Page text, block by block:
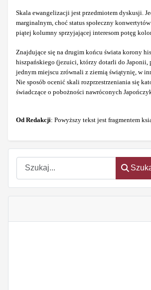
Szukaj
Skala ewangelizacji jest przedmiotem dyskusji.
marginalnym, choć status społeczny
piątej kolumny sprzyjającej interesom potęg
Znajdujące się na drugim końcu świata korony
hiszpańskiego (jezuici, którzy dotarli do Japonii,
jednym miejscu zrównali z ziemią świątynię, w
Nie sposób ocenić skali rozprzestrzeniania się
świadczące o pobożności nawróconych
Od Redakcji: Powyższy tekst jest fragmentem